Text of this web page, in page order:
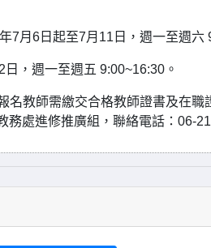
7月6日起至7月11日，週一至週六
，週一至週五 9:00~16:30。
名教師需繳交合格教師證書及在職
務處進修推廣組，聯絡電話：06-